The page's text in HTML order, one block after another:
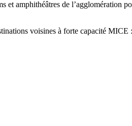
et amphithéâtres de l’agglomération
voisines à forte capacité MICE :